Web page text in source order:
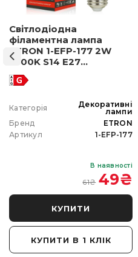
Світлодіодна
філаментна лампа
ETRON 1-EFP-177 2W
2500K S14 E27
позолочене скло
Категорія
Декоративні
лампи
Бренд
ETRON
Артикул
1-EFP-177
В наявності
61₴ 49₴
КУПИТИ
КУПИТИ В 1 КЛІК